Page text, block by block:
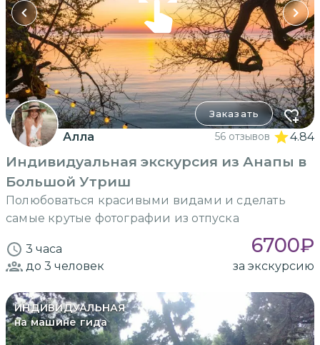
Заказать
Алла 56 отзывов 4.84
Индивидуальная экскурсия из Анапы в
Большой Утриш
Полюбоваться красивыми видами и сделать
самые крутые фотографии из отпуска
3 часа 6700₽
до 3 человек за экскурсию
ИНДИВИДУАЛЬНАЯ
на машине гида